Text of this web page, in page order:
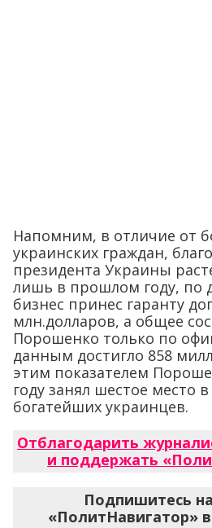
Напомним, в отличие от
украинских граждан,
президента Украины
лишь в прошлом году, по
бизнес принес гаранту
млн.долларов, а общее
Порошенко только по
данным достигло 858
этим показателем
году занял шестое место
богатейших украинцев.
Отблагодарить
и поддержать
Подпишитесь
«ПолитНавигатор»